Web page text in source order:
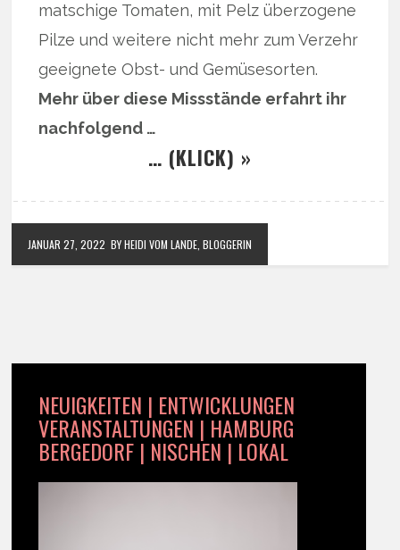
matschige Tomaten, mit Pelz überzogene
Pilze und weitere nicht mehr zum Verzehr
geeignete Obst- und Gemüsesorten.
Mehr über diese Missstände erfahrt ihr
nachfolgend …
… (KLICK) »
JANUAR 27, 2022 BY HEIDI VOM LANDE, BLOGGERIN
NEUIGKEITEN | ENTWICKLUNGEN
VERANSTALTUNGEN | HAMBURG
BERGEDORF | NISCHEN | LOKAL